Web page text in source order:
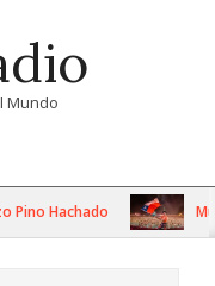
Mundo
Hachado